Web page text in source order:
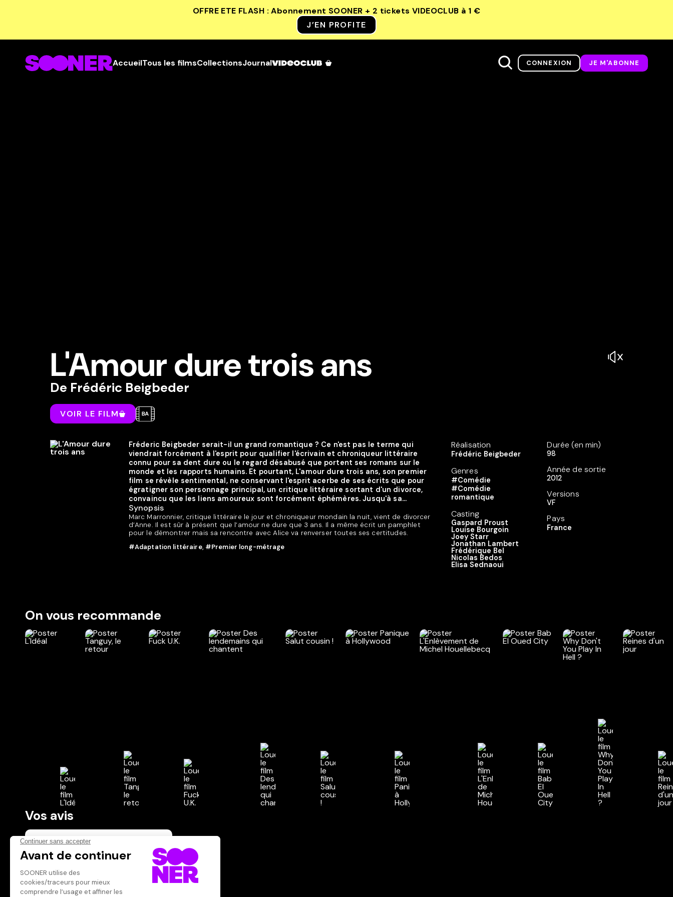
OFFRE ETE FLASH : Abonnement SOONER + 2 tickets VIDEOCLUB à 1 €
J’EN PROFITE
AccueilTous les filmsCollectionsJournal CONNEXION JE M'ABONNE
L'Amour dure trois ans
De Frédéric Beigbeder
VOIR LE FILM
Fréderic Beigbeder serait-il un grand romantique ? Ce n'est pas le terme qui
viendrait forcément à l'esprit pour qualifier l'écrivain et chroniqueur littéraire
connu pour sa dent dure ou le regard désabusé que portent ses romans sur le
monde et les rapports humains. Et pourtant, L'amour dure trois ans, son premier
film se révèle sentimental, ne conservant l'esprit acerbe de ses écrits que pour
égratigner son personnage principal, un critique littéraire sortant d'un divorce,
convaincu que les liens amoureux sont forcément éphémères. Jusqu'à sa...
Synopsis
Marc Marronnier, critique littéraire le jour et chroniqueur mondain la nuit, vient de divorcer
d’Anne. Il est sûr à présent que l’amour ne dure que 3 ans. Il a même écrit un pamphlet
pour le démontrer mais sa rencontre avec Alice va renverser toutes ses certitudes.
#Adaptation littéraire, #Premier long-métrage
Réalisation
Frédéric Beigbeder
Genres
#Comédie
#Comédie
romantique
Casting
Gaspard Proust
Louise Bourgoin
Joey Starr
Jonathan Lambert
Frédérique Bel
Nicolas Bedos
Elisa Sednaoui
Durée (en min)
98
Année de sortie
2012
Versions
VF
Pays
France
On vous recommande
Vos avis
Donnez votre avis
Votre note
Votre commentaire
Il faut vous connecter pour
publier un avis